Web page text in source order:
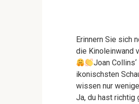
Erinnern Sie sich
die Kinoleinwand
Joan
ikonischsten
wissen nur
Ja, du hast richtig